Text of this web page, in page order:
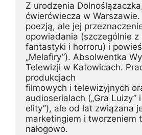
Z urodzenia
ćwierćwiecza w Warszawie.
poezją, ale jej
opowiadania (szczególnie z
fantastyki i horroru) i
„Melafiry”). Absolwentka
Telewizji w Katowicach.
produkcjach
filmowych i telewizyjnych
audioserialach („Gra Luizy” i
elity”), ale od lat związana
marketingiem i tworzeniem
nałogowo.